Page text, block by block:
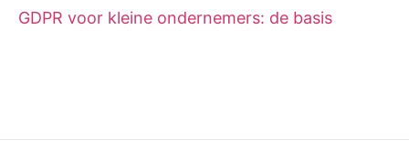
GDPR voor kleine ondernemers: de basis